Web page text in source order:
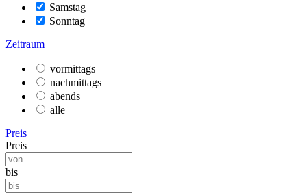
Samstag
Sonntag
Zeitraum
vormittags
nachmittags
abends
alle
Preis
Preis
bis